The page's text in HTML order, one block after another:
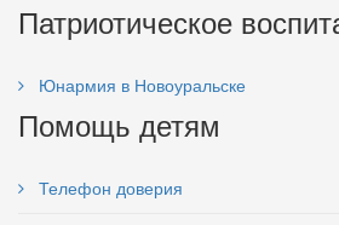
Патриотическое
Юнармия в Новоуральске
Помощь детям
Телефон доверия